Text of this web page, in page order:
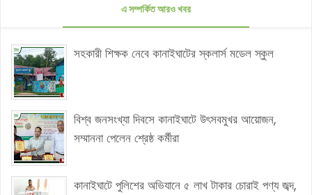
এ সম্পর্কিত আরও খবর
সহকারী শিক্ষক নেবে কানাইঘাটের স্কলার্স মডেল স্কুল
বিশ্ব জনসংখ্যা দিবসে কানাইঘাটে উৎসবমুখর আয়োজন,
সম্মাননা পেলেন শ্রেষ্ঠ কর্মীরা
কানাইঘাটে পুলিশের অভিযানে ৫ লাখ টাকার চোরাই পণ্য জব্দ,